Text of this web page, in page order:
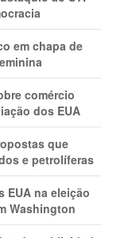
em chapa de
comércio
dos EUA
que
e petrolíferas
EUA na eleição
Washington